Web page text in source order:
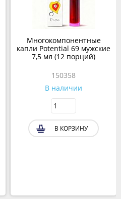
Многокомпонентные
капли Potential 69 мужские
7,5 мл (12 порций)
150358
В наличии
В КОРЗИНУ